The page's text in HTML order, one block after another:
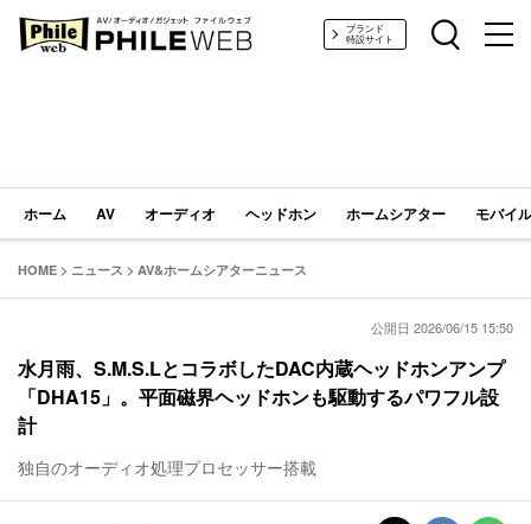
PHILE WEB｜AV/オーディオ/ガジェットブランド
特設サイト
ホーム AV オーディオ ヘッドホン ホームシアター モバイ
HOME > ニュース > AV&ホームシアターニュース
公開日 2026/06/15 15:50
水月雨、S.M.S.LとコラボしたDAC内蔵ヘッドホンアンプ
「DHA15」。平面磁界ヘッドホンも駆動するパワフル設
計
独自のオーディオ処理プロセッサー搭載